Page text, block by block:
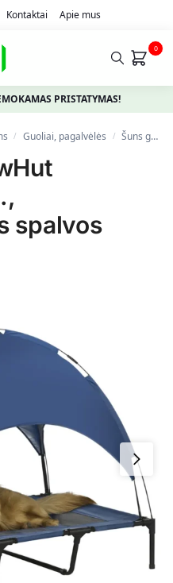
Kontaktai Apie mus
0
PRISTATYMAS!
/ Guoliai, pagalvėlės / Šuns guolis PawHut 122x92x108cm., mėlynos/juodos spalvos
spalvos